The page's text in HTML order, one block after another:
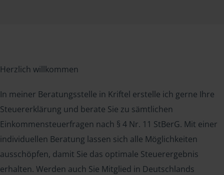
Herzlich willkommen
In meiner Beratungsstelle in Kriftel erstelle ich gerne Ihre
Steuererklärung und berate Sie zu sämtlichen
Einkommensteuerfragen nach § 4 Nr. 11 StBerG. Mit einer
individuellen Beratung lassen sich alle Möglichkeiten
ausschöpfen, damit Sie das optimale Steuerergebnis
erhalten. Werden auch Sie Mitglied in Deutschlands